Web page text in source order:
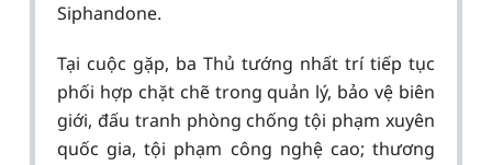
Siphandone.
Tại cuộc gặp, ba Thủ tướng nhất trí tiếp tục
phối hợp chặt chẽ trong quản lý, bảo vệ biên
giới, đấu tranh phòng chống tội phạm xuyên
quốc gia, tội phạm công nghệ cao; thương